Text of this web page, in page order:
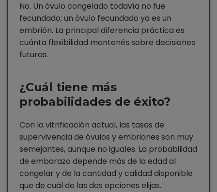
No. Un óvulo congelado todavía no fue
fecundado; un óvulo fecundado ya es un
embrión. La principal diferencia práctica es
cuánta flexibilidad mantenés sobre decisiones
futuras.
¿Cuál tiene más
probabilidades de éxito?
Con la vitrificación actual, las tasas de
supervivencia de óvulos y embriones son muy
semejantes, aunque no iguales. La probabilidad
de embarazo depende más de la edad al
congelar y de la cantidad y calidad disponible
que de cuál de las dos opciones elijas.